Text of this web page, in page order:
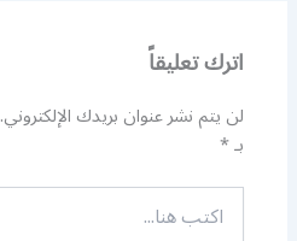
اترك تعليقاً
لن يتم نشر عنوان بريدك الإلكتروني.
بـ*
اكتب
هنا...